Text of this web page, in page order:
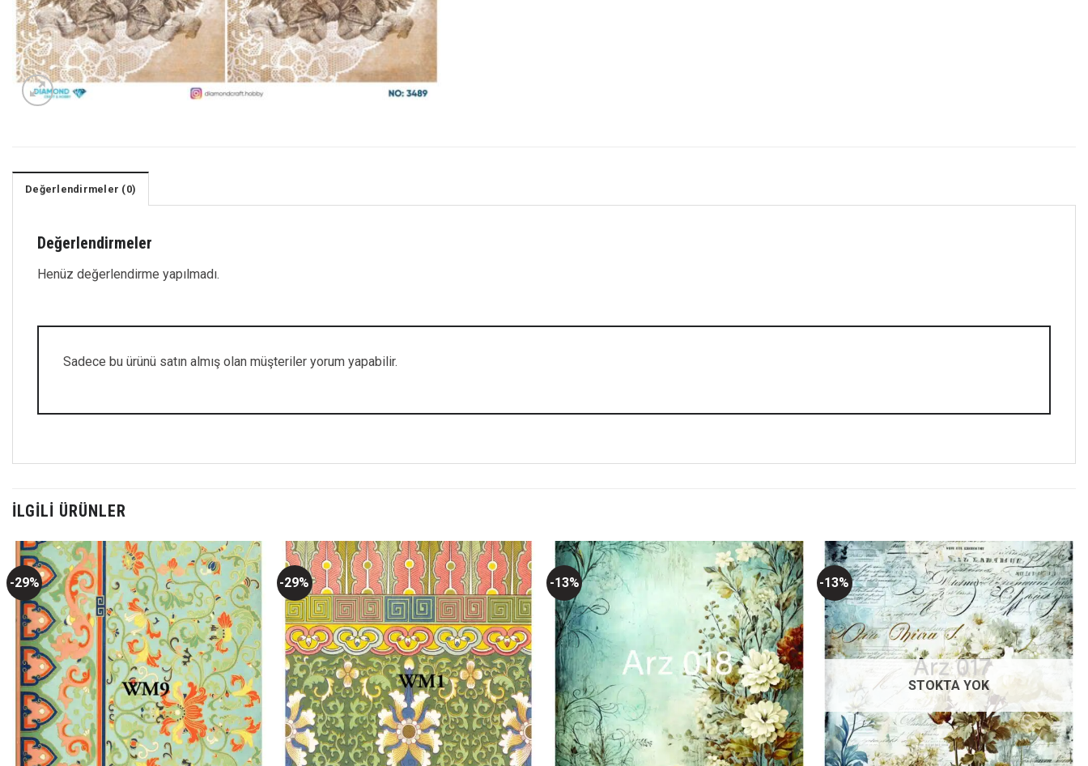
Değerlendirmeler (0)
Değerlendirmeler
Henüz değerlendirme yapılmadı.
Sadece bu ürünü satın almış olan müşteriler yorum yapabilir.
İLGILI ÜRÜNLER
-29%
Favorilerime
Ekle
-29%
Favorilerime
Ekle
-13%
Favorilerime
Ekle
-13%
Favorilerime
Ekle
STOKTA YOK